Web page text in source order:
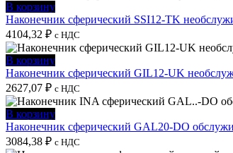
В корзину
Наконечник сферический SSI12-TK
4104,32 ₽ с НДС
В корзину
Наконечник сферический GIL12-UK
2627,07 ₽ с НДС
В корзину
Наконечник сферический GAL20-DO
3084,38 ₽ с НДС